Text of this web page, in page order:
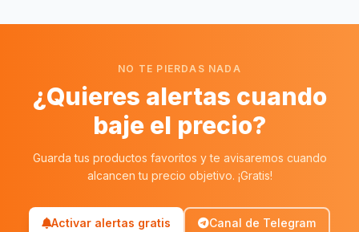
NO TE PIERDAS NADA
¿Quieres alertas cuando
baje el precio?
Guarda tus productos favoritos y te avisaremos cuando
alcancen tu precio objetivo. ¡Gratis!
Activar alertas gratis Canal de Telegram